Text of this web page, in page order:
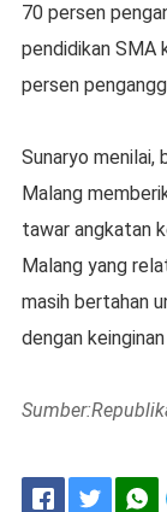
70 persen
pendidikan SMA
persen
Sunaryo menilai,
Malang
tawar angkatan
Malang yang
masih bertahan
dengan